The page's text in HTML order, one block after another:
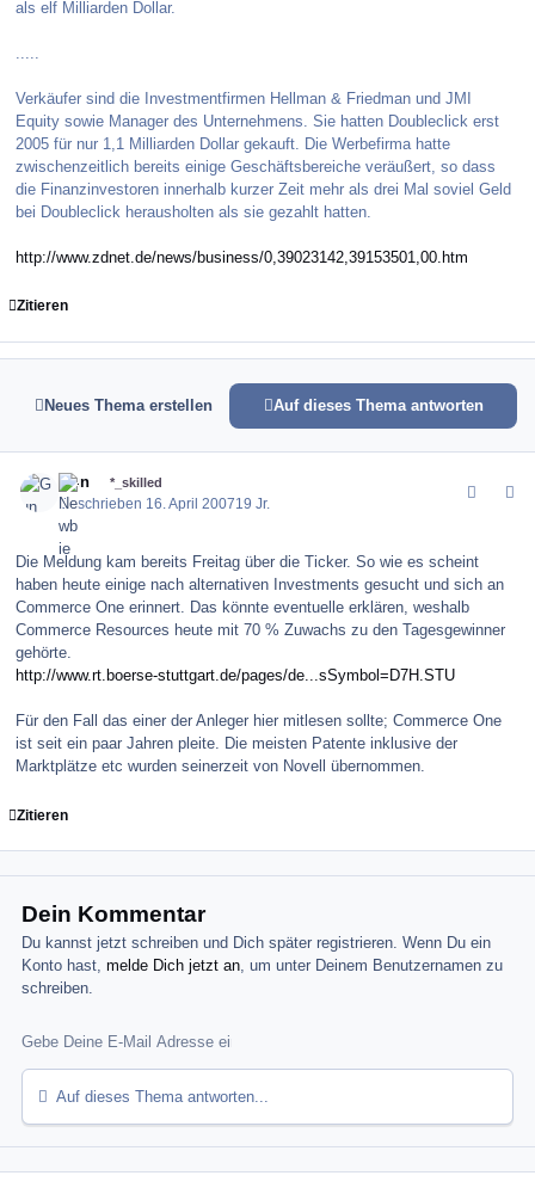
als elf Milliarden Dollar.
.....
Verkäufer sind die Investmentfirmen Hellman & Friedman und JMI
Equity sowie Manager des Unternehmens. Sie hatten Doubleclick erst
2005 für nur 1,1 Milliarden Dollar gekauft. Die Werbefirma hatte
zwischenzeitlich bereits einige Geschäftsbereiche veräußert, so dass
die Finanzinvestoren innerhalb kurzer Zeit mehr als drei Mal soviel Geld
bei Doubleclick herausholten als sie gezahlt hatten.
http://www.zdnet.de/news/business/0,39023142,39153501,00.htm
Zitieren
Neues Thema erstellen Auf dieses Thema antworten
Gun *_skilled
Geschrieben 16. April 200719 Jr.
Die Meldung kam bereits Freitag über die Ticker. So wie es scheint
haben heute einige nach alternativen Investments gesucht und sich an
Commerce One erinnert. Das könnte eventuelle erklären, weshalb
Commerce Resources heute mit 70 % Zuwachs zu den Tagesgewinner
gehörte.
http://www.rt.boerse-stuttgart.de/pages/de...sSymbol=D7H.STU
Für den Fall das einer der Anleger hier mitlesen sollte; Commerce One
ist seit ein paar Jahren pleite. Die meisten Patente inklusive der
Marktplätze etc wurden seinerzeit von Novell übernommen.
Zitieren
Dein Kommentar
Du kannst jetzt schreiben und Dich später registrieren. Wenn Du ein
Konto hast,melde Dich jetzt an, um unter Deinem Benutzernamen zu
schreiben.
Auf dieses Thema antworten...